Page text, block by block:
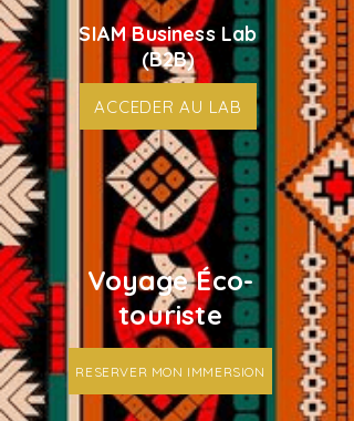
SIAM Business Lab
(B2B)
ACCEDER AU LAB
Voyage Éco-
touriste
RESERVER MON IMMERSION